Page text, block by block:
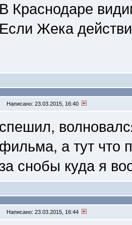
В Краснодаре
Если Жека
Написано: 23.03.2015, 16:40
спешил,
фильма, а тут что
снобы куда я
Написано: 23.03.2015, 16:44